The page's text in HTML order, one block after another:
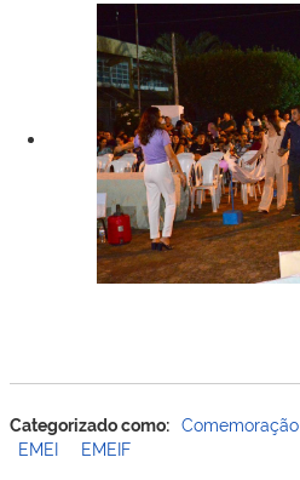
Categorizado como: Comemoração
EMEI
EMEIF